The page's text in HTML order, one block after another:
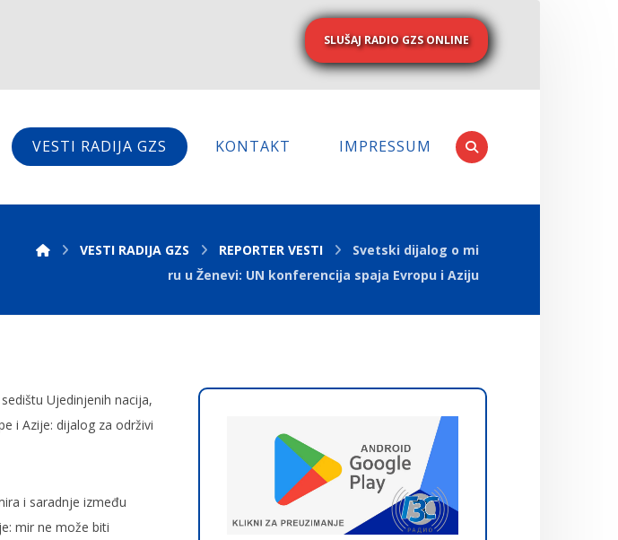
SLUŠAJ RADIO GZS ONLINE
VESTI RADIJA GZS KONTAKT IMPRESSUM
VESTI RADIJA GZS REPORTER VESTI
Svetski dijalog o mi
ru u Ženevi: UN konferencija spaja Evropu i Aziju
Ujedinjenih nacija,
i Azije: dijalog za održivi
i saradnje između
mir ne može biti